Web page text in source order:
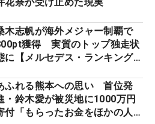
木志帆が海外メジャー制覇で
獲得 実質のトップ独走状
に【メルセデス・ランキング番
ふれる熊本への思い 首位発
・鈴木愛が被災地に1000万円
付「もらったお金をほかの人